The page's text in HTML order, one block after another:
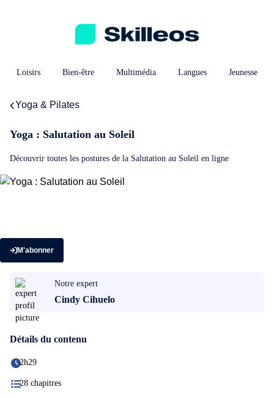
Loisirs Bien-être Multimédia Langues Jeunesse
Yoga & Pilates
Yoga : Salutation au Soleil
Découvrir toutes les postures de la Salutation au Soleil en ligne
M'abonner
Notre expert
Cindy Cihuelo
Détails du contenu
2h29
28 chapitres